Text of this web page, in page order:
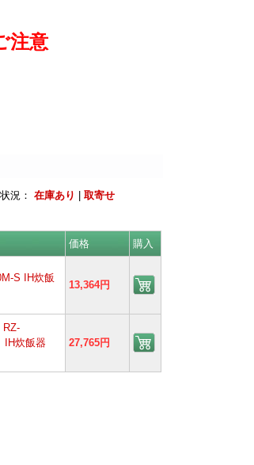
注意
在庫あり 取寄せ
価格 購入
S IH炊飯
13,364円
RZ-
IH炊飯器
27,765円